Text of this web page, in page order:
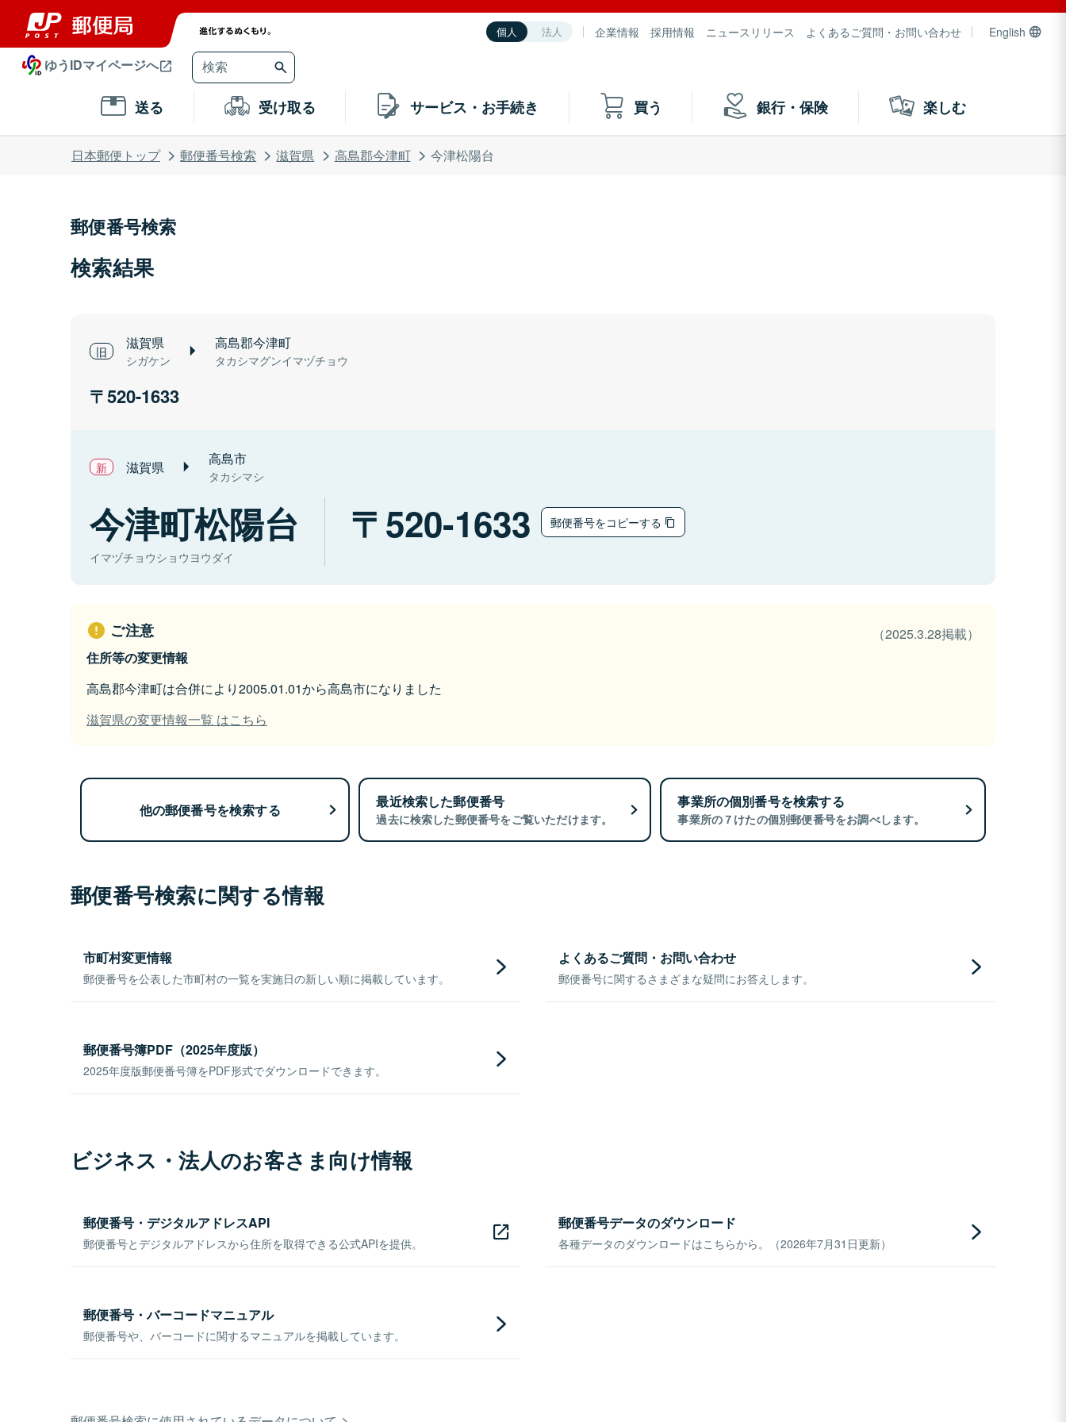
個人 法人 企業情報 採用情報 ニュースリリース よくあるご質問・お問い合わせ English
ゆうIDマイページへ
送る 受け取る サービス・お手続き 買う 銀行・保険 楽しむ
日本郵便トップ 郵便番号検索 滋賀県 高島郡今津町 今津松陽台
郵便番号検索
検索結果
滋賀県
シガケン
高島郡今津町
タカシマグンイマヅチョウ
520-1633
滋賀県 高島市
タカシマシ
今津町松陽台
イマヅチョウショウヨウダイ
520-1633 郵便番号をコピーする
ご注意
（2025.3.28掲載）
住所等の変更情報
高島郡今津町は合併により2005.01.01から高島市になりました
滋賀県の変更情報一覧 はこちら
他の郵便番号を検索する 最近検索した郵便番号
過去に検索した郵便番号をご覧いただけます。
事業所の個別番号を検索する
事業所の７けたの個別郵便番号をお調べします。
郵便番号検索に関する情報
市町村変更情報
郵便番号を公表した市町村の一覧を実施日の新しい順に掲載しています。
よくあるご質問・お問い合わせ
郵便番号に関するさまざまな疑問にお答えします。
郵便番号簿PDF（2025年度版）
2025年度版郵便番号簿をPDF形式でダウンロードできます。
ビジネス・法人のお客さま向け情報
郵便番号・デジタルアドレスAPI
郵便番号とデジタルアドレスから住所を取得できる公式APIを提供。
郵便番号データのダウンロード
各種データのダウンロードはこちらから。（2026年7月31日更新）
郵便番号・バーコードマニュアル
郵便番号や、バーコードに関するマニュアルを掲載しています。